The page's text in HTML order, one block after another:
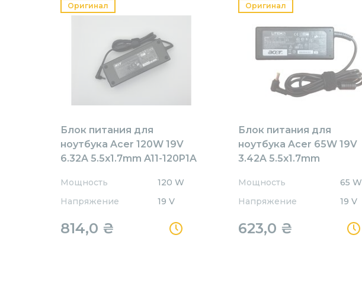
Оригинал
Блок питания для
ноутбука Acer 120W 19V
6.32A 5.5x1.7mm A11-120P1A
Мощность
120 W
Напряжение
19 V
814,0 ₴
Оригинал
Блок питания для
ноутбука Acer 65W 19V
3.42A 5.5x1.7mm
Мощность
65 W
Напряжение
19 V
623,0 ₴